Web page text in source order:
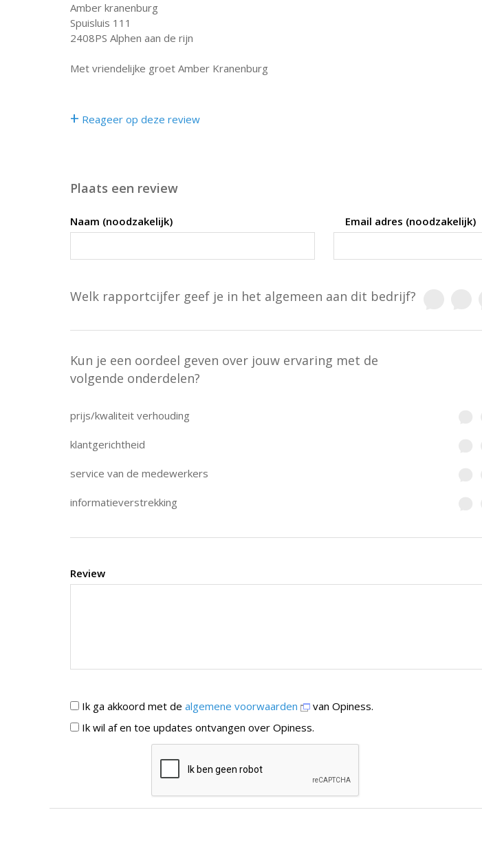
Amber kranenburg
Spuisluis 111
2408PS Alphen aan de rijn
Met vriendelijke groet Amber Kranenburg
+ Reageer op deze review
Plaats een review
Naam (noodzakelijk) Email adres (noodzakelijk)
Welk rapportcijfer geef je in het algemeen aan dit bedrijf?
Kun je een oordeel geven over jouw ervaring met de
volgende onderdelen?
prijs/kwaliteit verhouding
klantgerichtheid
service van de medewerkers
informatieverstrekking
Review
Ik ga akkoord met de algemene voorwaarden
van Opiness.
Ik wil af en toe updates ontvangen over Opiness.